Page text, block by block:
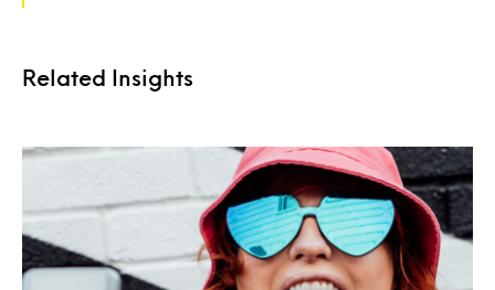
Related Insights